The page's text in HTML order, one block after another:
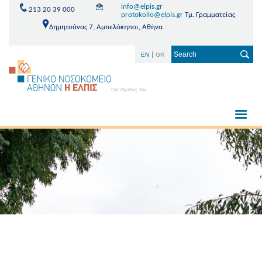
213 20 39 000
info@elpis.gr
protokollo@elpis.grΤμ. Γραμματείας
Δημητσάνας 7, Αμπελόκηποι, Αθήνα
EN GR